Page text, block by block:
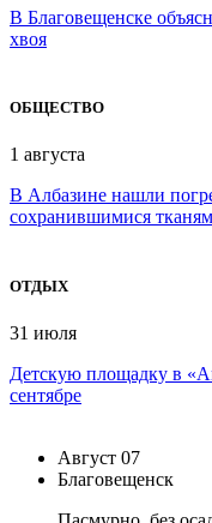
В Благовещенске
хвоя
ОБЩЕСТВО
1 августа
В Албазине нашли
сохранившимися
ОТДЫХ
31 июля
Детскую площадку в
сентябре
Август 07
Благовещенск